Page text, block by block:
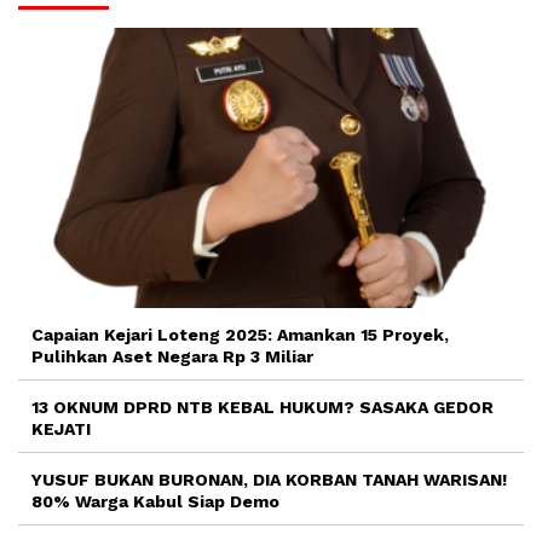
Capaian Kejari Loteng 2025: Amankan 15 Proyek,
Pulihkan Aset Negara Rp 3 Miliar
13 OKNUM DPRD NTB KEBAL HUKUM? SASAKA GEDOR
KEJATI
YUSUF BUKAN BURONAN, DIA KORBAN TANAH WARISAN!
80% Warga Kabul Siap Demo